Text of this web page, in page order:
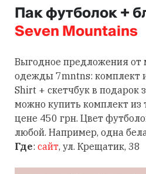
Пак футболок +
Seven Mountains
Выгодное предложения от
одежды 7mntns: комплект
Shirt + скетчбук в подарок
можно купить комплект из
цене 450 грн. Цвет
любой. Например, одна
Где: сайт, ул. Крещатик, 38